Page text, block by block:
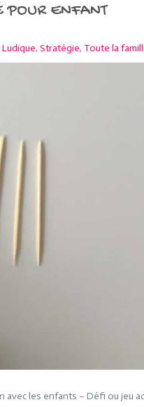
POUR ENFANT
Ludique, Stratégie, Toute la
avec les enfants – Défi ou jeu